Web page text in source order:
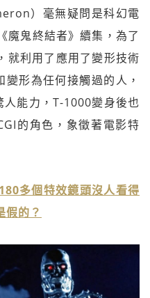
）毫無疑問是科幻電
魔鬼終結者》續集，為了
就利用了應用了變形技術
形為任何接觸過的人，
能力，T-1000變身後也
的角色，象徵著電影特
多個特效鏡頭沒人看得
假的？